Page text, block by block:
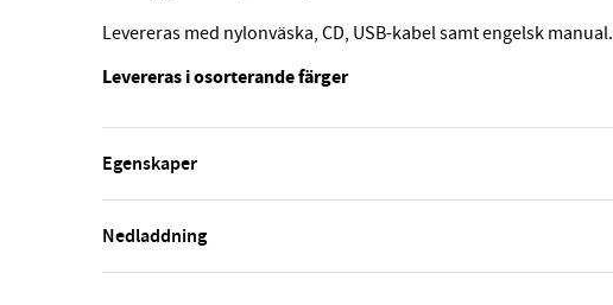
Levereras med nylonväska, CD, USB-kabel samt engelsk manual.
Levereras i osorterande färger
Egenskaper
Nedladdning